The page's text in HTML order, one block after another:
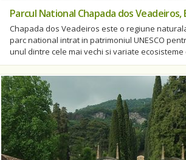
Parcul National Chapada dos Veadeiros,
Chapada dos Veadeiros este o regiune
parc national intrat in patrimoniul UNESCO
unul dintre cele mai vechi si variate ecosisteme